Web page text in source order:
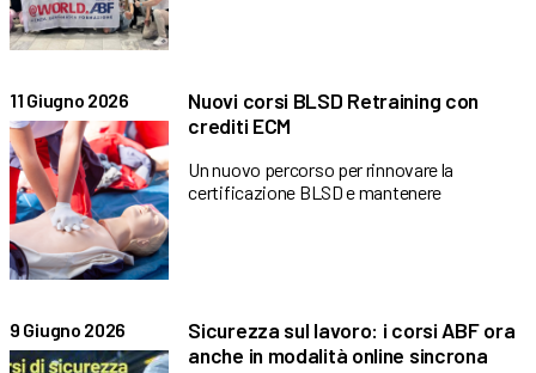
11 Giugno 2026
Nuovi corsi BLSD Retraining con
crediti ECM
Un nuovo percorso per rinnovare la
certificazione BLSD e mantenere
9 Giugno 2026
Sicurezza sul lavoro: i corsi ABF ora
anche in modalità online sincrona